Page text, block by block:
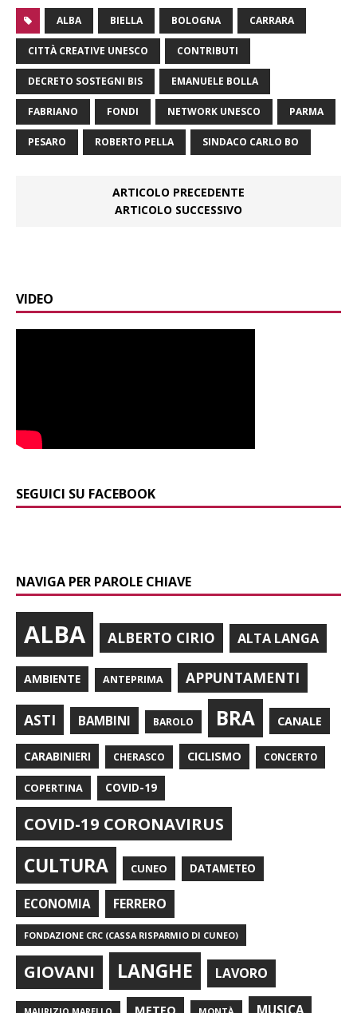
ALBA BIELLA BOLOGNA CARRARA
CITTÀ CREATIVE UNESCO CONTRIBUTI
DECRETO SOSTEGNI BIS EMANUELE BOLLA
FABRIANO FONDI NETWORK UNESCO PARMA
PESARO ROBERTO PELLA SINDACO CARLO BO
ARTICOLO PRECEDENTE
ARTICOLO SUCCESSIVO
VIDEO
SEGUICI SU FACEBOOK
NAVIGA PER PAROLE CHIAVE
ALBA ALBERTO CIRIO ALTA LANGA
AMBIENTE ANTEPRIMA APPUNTAMENTI
ASTI BAMBINI BAROLO BRA CANALE
CARABINIERI CHERASCO CICLISMO CONCERTO
COPERTINA COVID-19
COVID-19 CORONAVIRUS
CULTURA CUNEO DATAMETEO
ECONOMIA FERRERO
FONDAZIONE CRC (CASSA RISPARMIO DI CUNEO)
GIOVANI LANGHE LAVORO